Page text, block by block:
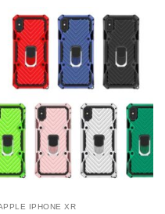
IPHONE XR